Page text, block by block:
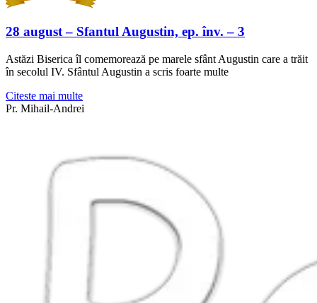
28 august – Sfantul Augustin, ep. înv. – 3
Astăzi Biserica îl comemorează pe marele sfânt Augustin care a trăit
în secolul IV. Sfântul Augustin a scris foarte multe
Citeste mai multe
Pr. Mihail-Andrei